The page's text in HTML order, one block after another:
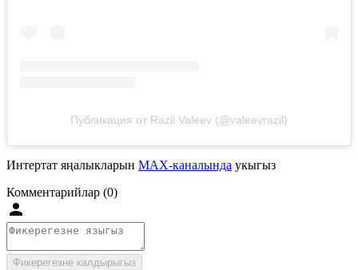
Публикация от Razil Valeev (@valeevrazil)
Интертат яңалыкларын MAX-каналында укыгыз
Комментарийлар (0)
Фикерегезне калдырыгыз